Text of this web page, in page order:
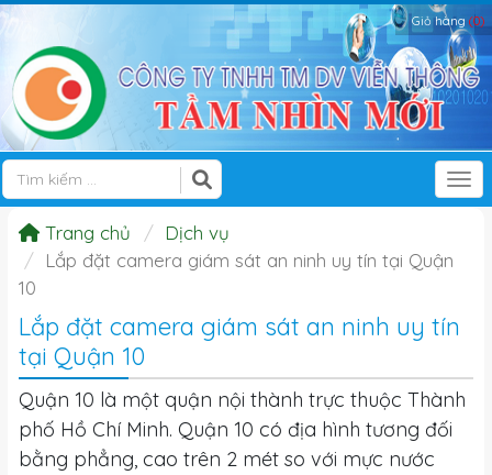
Giỏ hàng (0)
Trang chủ
Dịch vụ
Lắp đặt camera giám sát an ninh uy tín tại Quận
10
Lắp đặt camera giám sát an ninh uy tín
tại Quận 10
Quận 10 là một quận nội thành trực thuộc Thành
phố Hồ Chí Minh. Quận 10 có địa hình tương đối
bằng phẳng, cao trên 2 mét so với mực nước